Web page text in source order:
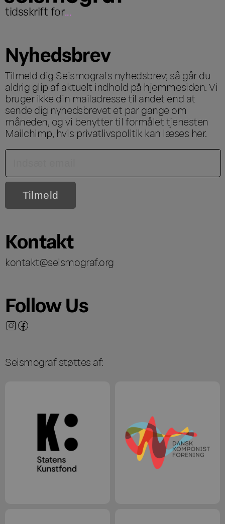
tidsskrift for...
Nyhedsbrev
Tilmeld dig Seismografs nyhedsbrev; så går du
aldrig glip af aktuelt indhold på hjemmesiden. Vi
bruger ikke din mailadresse til andet end at
sende dig nyhedsbrevet et par gange om
måneden, og vi benytter til formålet tjenesten
Mailchimp, hvis privatlivspolitik kan læses her.
Kontakt
kontakt@seismograf.org
Follow Us
Seismograf støttes af: